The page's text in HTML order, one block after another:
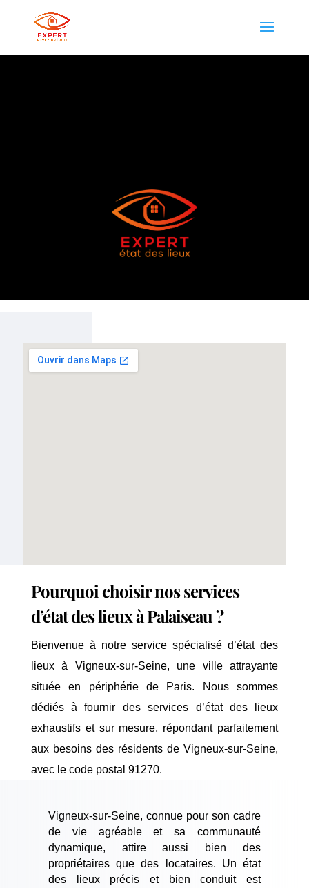
Pourquoi choisir nos services
d’état des lieux à Palaiseau ?
Bienvenue à notre service spécialisé d’état des
lieux à Vigneux-sur-Seine, une ville attrayante
située en périphérie de Paris. Nous sommes
dédiés à fournir des services d’état des lieux
exhaustifs et sur mesure, répondant parfaitement
aux besoins des résidents de Vigneux-sur-Seine,
avec le code postal 91270.
Vigneux-sur-Seine, connue pour son cadre
de vie agréable et sa communauté
dynamique, attire aussi bien des
propriétaires que des locataires. Un état
des lieux précis et bien conduit est